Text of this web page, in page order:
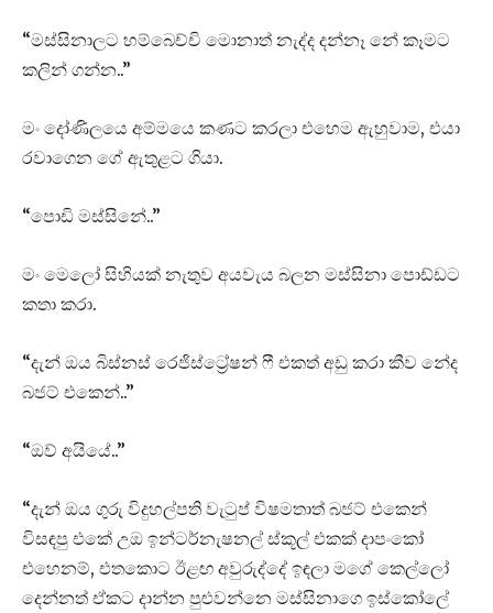
“මස්සිනාලට හම්බෙච්චි මොනාත් නැද්ද දන්නෑ නේ කෑමට
කලින් ගන්න..”
මං දෝණිලයෙ අම්මයෙ කණට කරලා එහෙම ඇහුවාම, එයා
රවාගෙන ගේ ඇතුළට ගියා.
“පොඩි මස්සිනේ..”
මං මෙලෝ සිහියක් නැතුව අයවැය බලන මස්සිනා පොඩ්ඩට
කතා කරා.
“දැන් ඔය බිස්නස් රෙජිස්ට්‍රේෂන් ෆී එකත් අඩු කරා කීව නේද
බජට් එකෙන්..”
“ඔව් අයියේ..”
“දැන් ඔය ගුරු විදුහල්පති වැටුප් විෂමතාත් බජට් එකෙන්
විසඳපු එකේ උඔ ඉන්ටර්නැෂනල් ස්කූල් එකක් දාපංකෝ
එහෙනම්, එතකොට ඊළඟ අවුරුද්දේ ඉඳලා මගේ කෙල්ලෝ
දෙන්නත් ඒකට දාන්න පුළුවන්නෙ මස්සිනාගෙ ඉස්කෝලේ